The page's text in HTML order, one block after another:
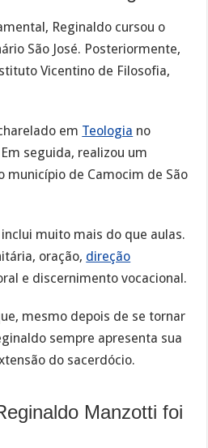
Reginaldo cursou o
São José. Posteriormente,
Vicentino de Filosofia,
em Teologia no
seguida, realizou um
município de Camocim de São
muito mais do que aulas.
oração, direção
e discernimento vocacional.
mesmo depois de se tornar
sempre apresenta sua
do sacerdócio.
Manzotti foi